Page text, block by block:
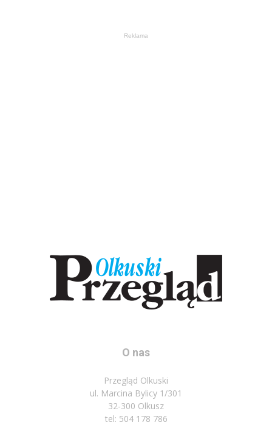
Reklama
O nas
Przegląd Olkuski
ul. Marcina Bylicy 1/301
32-300 Olkusz
tel: 504 178 786